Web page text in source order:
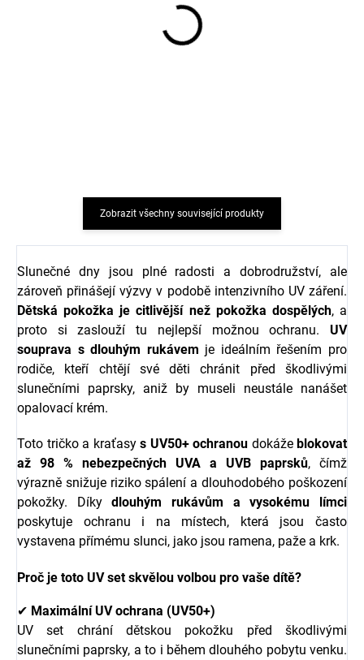
Zobrazit všechny související produkty
Slunečné dny jsou plné radosti a dobrodružství, ale
zároveň přinášejí výzvy v podobě intenzivního UV záření.
Dětská pokožka je citlivější než pokožka dospělých, a
proto si zaslouží tu nejlepší možnou ochranu. UV
souprava s dlouhým rukávem je ideálním řešením pro
rodiče, kteří chtějí své děti chránit před škodlivými
slunečními paprsky, aniž by museli neustále nanášet
opalovací krém.
Toto tričko a kraťasy s UV50+ ochranou dokáže blokovat
až 98 % nebezpečných UVA a UVB paprsků, čímž
výrazně snižuje riziko spálení a dlouhodobého poškození
pokožky. Díkydlouhým rukávům a vysokému límci
poskytuje ochranu i na místech, která jsou často
vystavena přímému slunci, jako jsou ramena, paže a krk.
Proč je toto UV set skvělou volbou pro vaše dítě?
✔ Maximální UV ochrana (UV50+)
UV set chrání dětskou pokožku před škodlivými
slunečními paprsky, a to i během dlouhého pobytu venku.